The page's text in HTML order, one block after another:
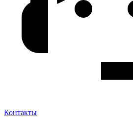
Контакты